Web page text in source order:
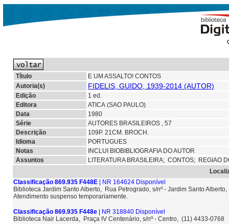
Título
E UM ASSALTO! CONTOS
Autoria(s)
FIDELIS, GUIDO, 1939-2014 (AUTOR)
Edição
1 ed.
Editora
ATICA (SAO PAULO)
Data
1980
Série
AUTORES BRASILEIROS , 57
Descrição
109P. 21CM. BROCH.
Idioma
PORTUGUES
Notas
INCLUI BIOBIBLIOGRAFIA DO AUTOR
Assuntos
LITERATURA BRASILEIRA; CONTOS; REGIAO
Classificação 869.935 F448E | NR 164624 Disponível
Biblioteca Jardim Santo Alberto, Rua Petrogrado, s/nº - Jardim Santo
Atendimento suspenso temporariamente.
Classificação 869.935 F448e | NR 318840 Disponível
Biblioteca Nair Lacerda, Praça IV Centenário, s/nº - Centro, (11) 4433-0768